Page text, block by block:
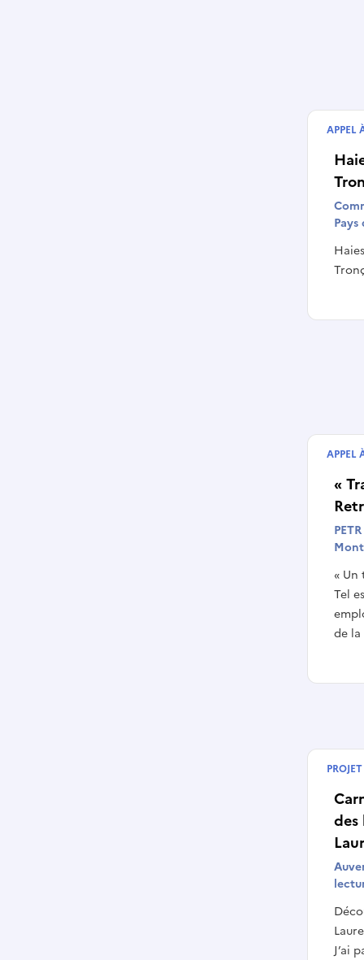
APPEL
«
« Un
Tel
de la
APPEL
des
J’ai
PROJET